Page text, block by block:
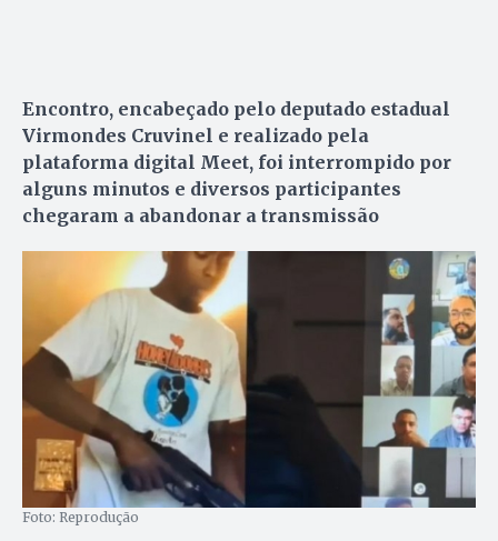
Encontro, encabeçado pelo deputado estadual
Virmondes Cruvinel e realizado pela
plataforma digital Meet, foi interrompido por
alguns minutos e diversos participantes
chegaram a abandonar a transmissão
Foto: Reprodução